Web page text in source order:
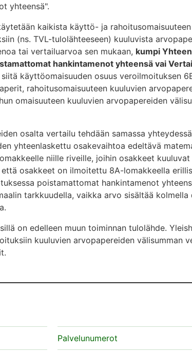
yhteensä".
kaikista käyttö- ja
(ns. TVL-tulolähteeseen) kuuluvista
tai vertailuarvoa sen mukaan, kumpi
hankintamenot yhteensä vai
käyttöomaisuuden osuus veroilmoituksen
rahoitusomaisuuteen kuuluvien
omaisuuteen kuuluvien arvopapereiden
osalta vertailu tehdään samassa
yhteenlaskettu osakevaihtoa edeltävä
niille riveille, joihin osakkeet kuuluvat
osakkeet on ilmoitettu 8A-lomakkeella
poistamattomat hankintamenot
tarkkuudella, vaikka arvo sisältää kolmella
on edelleen muun toiminnan tulolähde.
kuuluvien arvopapereiden välisumman
Palvelunumerot